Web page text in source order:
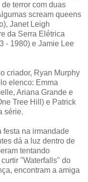
terror com duas
scream queens
Janet Leigh
da Serra Elétrica
- 1980) e Jamie Lee
criador, Ryan Murphy
elenco: Emma
Ariana Grande e
Tree Hill) e Patrick
série.
festa na irmandade
dá a luz dentro de
tentando
"Waterfalls" do
encontram a amiga